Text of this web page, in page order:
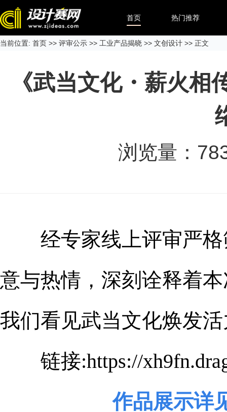
首页 热门推荐
当前位置: 首页 >> 评审公示 >> 工业产品揭晓 >> 文创设计 >> 正文
《武当文化・薪火
浏览量：
经专家线上评审严
意与热情，深刻诠释着
我们看见武当文化焕发
链接:https://
作品展示详